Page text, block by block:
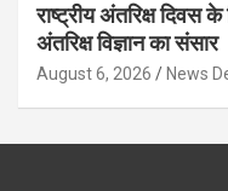
राष्ट्रीय अंतरिक्ष दिवस के
अंतरिक्ष विज्ञान का संसार
August 6, 2026 News